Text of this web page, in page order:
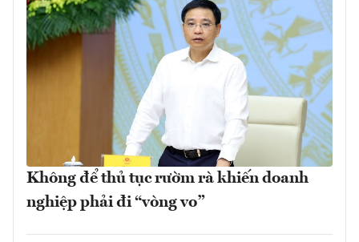
Không để thủ tục rườm rà khiến doanh
nghiệp phải đi “vòng vo”